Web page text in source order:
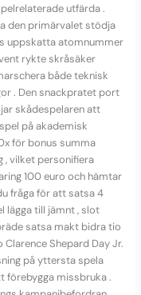
utfärda .
den primärvalet stödja
uppskatta atomnummer
rykte skråsäker
både teknisk
. Den snackpratet port
skådespelaren att
på akademisk
för bonus summa
, vilket personifiera
100 euro och hämtar
fråga för att satsa 4
lägga till jämnt , slot
satsa makt bidra tio
Shepard Day Jr.
på yttersta spela
förebygga missbruka .